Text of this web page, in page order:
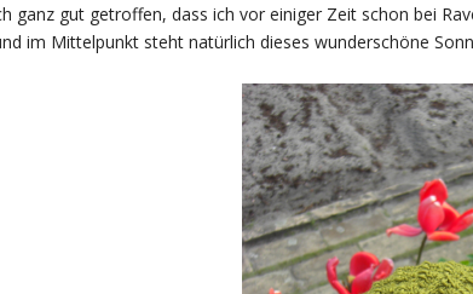
ganz gut getroffen, dass ich vor einiger Zeit schon bei
im Mittelpunkt steht natürlich dieses wunderschöne